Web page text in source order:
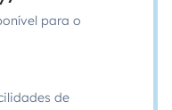
para o
de